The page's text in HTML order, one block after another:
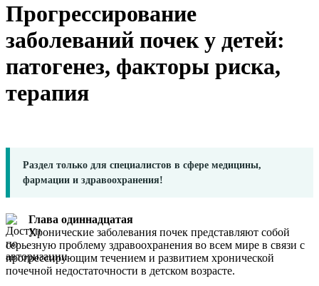
Прогрессирование
заболеваний почек у детей:
патогенез, факторы риска,
терапия
Раздел только для специалистов в сфере медицины,
фармации и здравоохранения!
Глава одиннадцатая
Хронические заболевания почек представляют собой
серьезную проблему здравоохранения во всем мире в связи с
прогрессирующим течением и развитием хронической
почечной недостаточности в детском возрасте.